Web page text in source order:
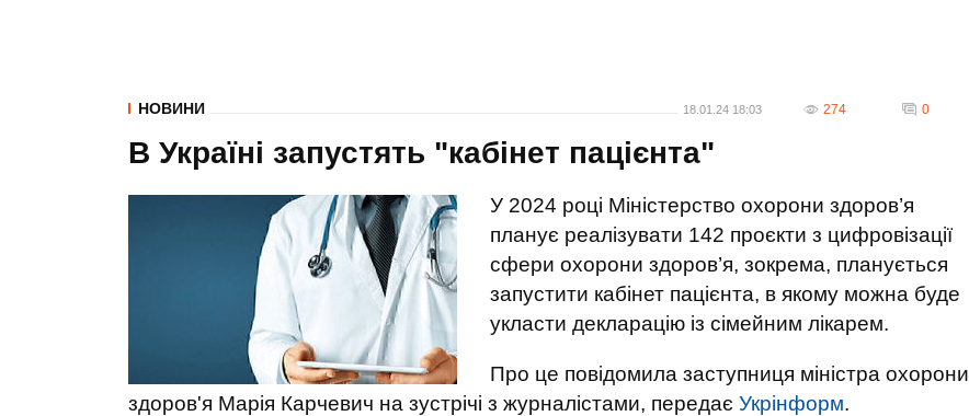
НОВИНИ 18.01.24 18:03 274 0
В Україні запустять "кабінет пацієнта"
У 2024 році Міністерство охорони здоров’я
планує реалізувати 142 проєкти з цифровізації
сфери охорони здоров’я, зокрема, планується
запустити кабінет пацієнта, в якому можна буде
укласти декларацію із сімейним лікарем.
Про це повідомила заступниця міністра охорони
здоров'я Марія Карчевич на зустрічі з журналістами, передає Укрінформ.